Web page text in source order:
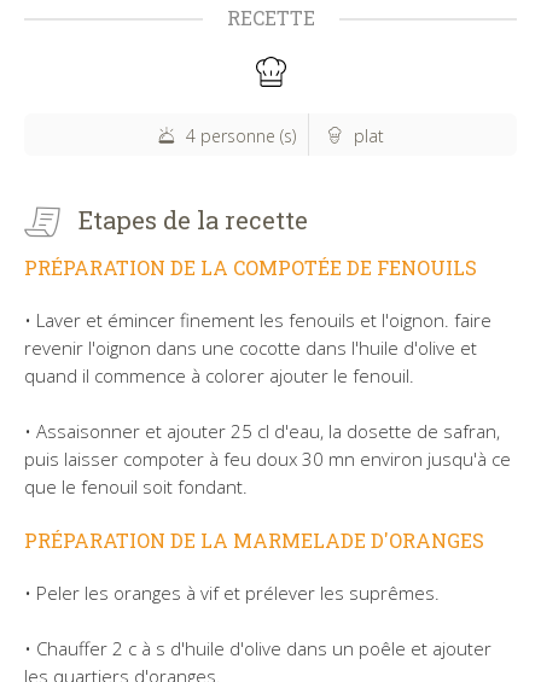
RECETTE
4 personne (s) plat
Etapes de la recette
PRÉPARATION DE LA COMPOTÉE DE FENOUILS
• Laver et émincer finement les fenouils et l'oignon. faire
revenir l'oignon dans une cocotte dans l'huile d'olive et
quand il commence à colorer ajouter le fenouil.
• Assaisonner et ajouter 25 cl d'eau, la dosette de safran,
puis laisser compoter à feu doux 30 mn environ jusqu'à ce
que le fenouil soit fondant.
PRÉPARATION DE LA MARMELADE D'ORANGES
• Peler les oranges à vif et prélever les suprêmes.
• Chauffer 2 c à s d'huile d'olive dans un poêle et ajouter
les quartiers d'oranges.